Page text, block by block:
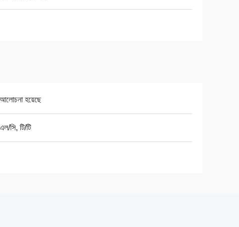
আলোচনা হয়েছে
এল/সি, টি/টি